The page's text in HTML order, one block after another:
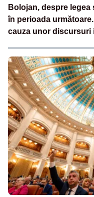
Bolojan, despre
în perioada
cauza unor discursuri